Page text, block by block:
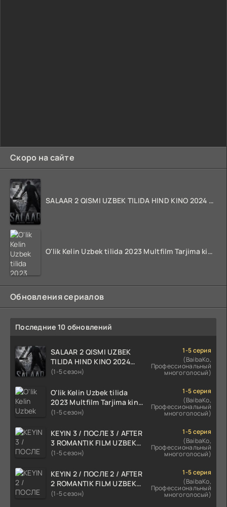
Скоро на сайте
SALAAR 2 QISMI UZBEK TILIDA HIND KINO 2024 TARJIMA 720p HD Skachat
O'lik Kelin Uzbek tilida 2023 Multfilm Tarjima kino skachat
Обновления сериалов
Последние 10 обновлений
SALAAR 2 QISMI UZBEK
TILIDA HIND KINO 2024
TARJIMA 720p HD Skachat
(1-5 сезон)
1-5 серия
(BaibaKo,
Профессиональный
многоголосый)
O'lik Kelin Uzbek tilida
2023 Multfilm Tarjima kino
skachat
(1-5 сезон)
1-5 серия
(BaibaKo,
Профессиональный
многоголосый)
KEYIN 3 / ПОСЛЕ 3 / AFTER
3 ROMANTIK FILM UZBEK
TILIDA 2021 TARJIMA FILM
(1-5 сезон)
1-5 серия
(BaibaKo,
Профессиональный
многоголосый)
KEYIN 2 / ПОСЛЕ 2 / AFTER
2 ROMANTIK FILM UZBEK
TILIDA 2020 TARJIMA FILM
(1-5 сезон)
1-5 серия
(BaibaKo,
Профессиональный
многоголосый)